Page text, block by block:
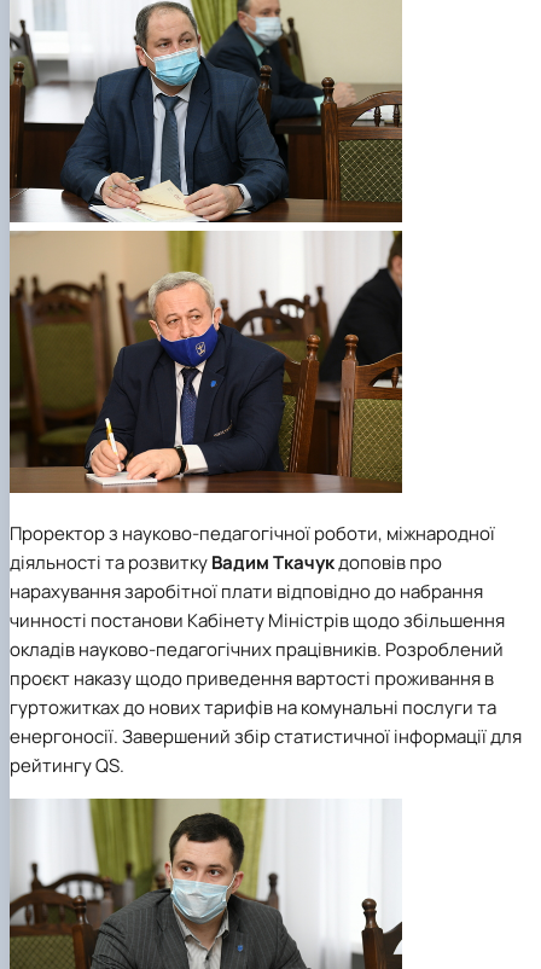
Проректор з науково-педагогічної роботи, міжнародної
діяльності та розвиткуВадим Ткачукдоповів про
нарахування заробітної плати відповідно до набрання
чинності постанови Кабінету Міністрів щодо збільшення
окладів науково-педагогічних працівників. Розроблений
проєкт наказу щодо приведення вартості проживання в
гуртожитках до нових тарифів на комунальні послуги та
енергоносії. Завершений збір статистичної інформації для
рейтингу QS.